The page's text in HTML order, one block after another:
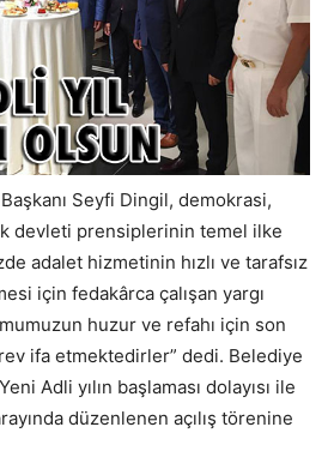
Seyfi Dingil, demokrasi,
devleti prensiplerinin temel ilke
adalet hizmetinin hızlı ve tarafsız
için fedakârca çalışan yargı
huzur ve refahı için son
ifa etmektedirler” dedi. Belediye
Adli yılın başlaması dolayısı ile
düzenlenen açılış törenine